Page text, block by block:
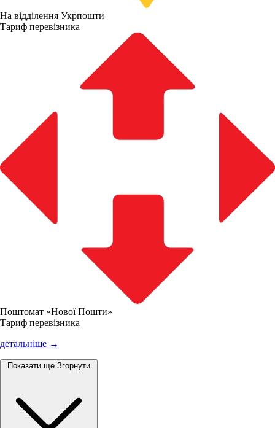
На відділення Укрпошти
Тариф перевізника
Поштомат «Нової Пошти»
Тариф перевізника
детальніше →
Показати ще Згорнути